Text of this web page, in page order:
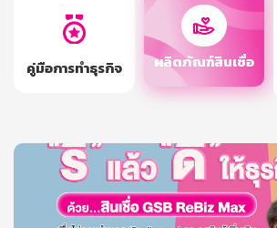
คู่มือการทำธุรกิจ ผลิตภัณฑ์สินเชื่อ